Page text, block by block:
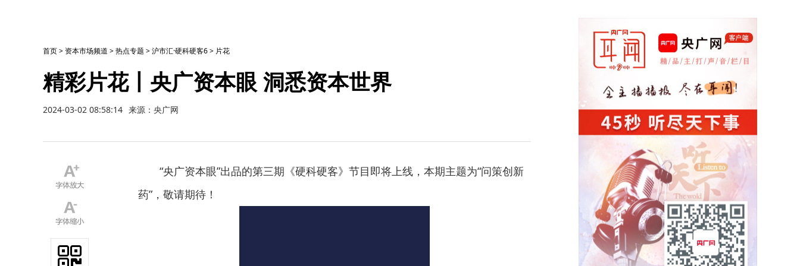
首页> 资本市场频道 >热点专题 >沪市汇·硬科硬客6> 片花
精彩片花丨央广资本眼 洞悉资本世界
2024-03-02 08:58:14 来源：央广网
“央广资本眼”出品的第三期《硬科硬客》节目即将上线，本期主题为“问策创新
药”，敬请期待！